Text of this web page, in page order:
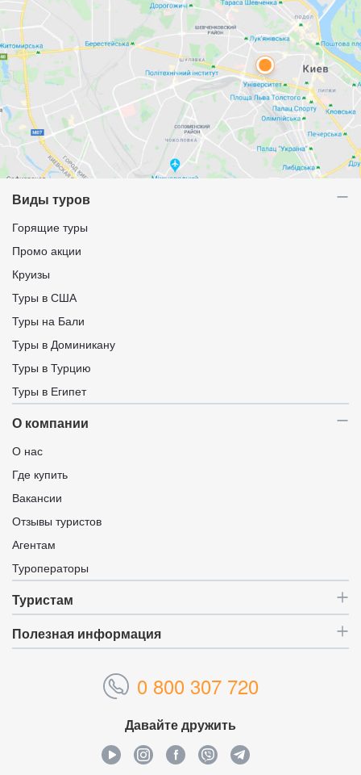
Виды туров
Горящие туры
Промо акции
Круизы
Туры в США
Туры на Бали
Туры в Доминикану
Туры в Турцию
Туры в Египет
О компании
О нас
Где купить
Вакансии
Отзывы туристов
Агентам
Туроператоры
Туристам
Полезная информация
0 800 307 720
Давайте дружить